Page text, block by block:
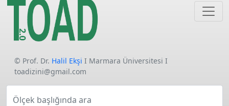
© Prof. Dr. Halil Ekşi I Marmara Üniversitesi I
toadizini@gmail.com
Ölçek başlığında ara